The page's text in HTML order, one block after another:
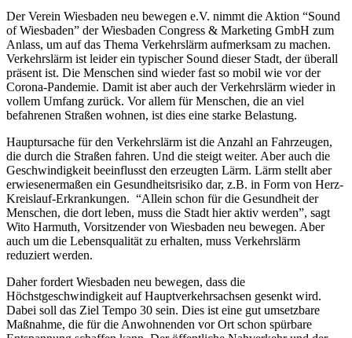
Der Verein Wiesbaden neu bewegen e.V. nimmt die Aktion “Sound
of Wiesbaden” der Wiesbaden Congress & Marketing GmbH zum
Anlass, um auf das Thema Verkehrslärm aufmerksam zu machen.
Verkehrslärm ist leider ein typischer Sound dieser Stadt, der überall
präsent ist. Die Menschen sind wieder fast so mobil wie vor der
Corona-Pandemie. Damit ist aber auch der Verkehrslärm wieder in
vollem Umfang zurück. Vor allem für Menschen, die an viel
befahrenen Straßen wohnen, ist dies eine starke Belastung.
Hauptursache für den Verkehrslärm ist die Anzahl an Fahrzeugen,
die durch die Straßen fahren. Und die steigt weiter. Aber auch die
Geschwindigkeit beeinflusst den erzeugten Lärm. Lärm stellt aber
erwiesenermaßen ein Gesundheitsrisiko dar, z.B. in Form von Herz-
Kreislauf-Erkrankungen. “Allein schon für die Gesundheit der
Menschen, die dort leben, muss die Stadt hier aktiv werden”, sagt
Wito Harmuth, Vorsitzender von Wiesbaden neu bewegen. Aber
auch um die Lebensqualität zu erhalten, muss Verkehrslärm
reduziert werden.
Daher fordert Wiesbaden neu bewegen, dass die
Höchstgeschwindigkeit auf Hauptverkehrsachsen gesenkt wird.
Dabei soll das Ziel Tempo 30 sein. Dies ist eine gut umsetzbare
Maßnahme, die für die Anwohnenden vor Ort schon spürbare